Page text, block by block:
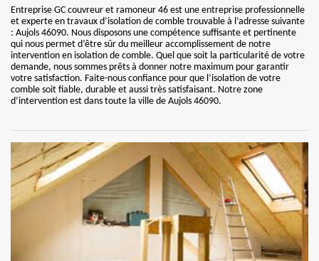
Entreprise GC couvreur et ramoneur 46 est une entreprise professionnelle
et experte en travaux d’isolation de comble trouvable à l’adresse suivante
: Aujols 46090. Nous disposons une compétence suffisante et pertinente
qui nous permet d’être sûr du meilleur accomplissement de notre
intervention en isolation de comble. Quel que soit la particularité de votre
demande, nous sommes prêts à donner notre maximum pour garantir
votre satisfaction. Faite-nous confiance pour que l’isolation de votre
comble soit fiable, durable et aussi très satisfaisant. Notre zone
d’intervention est dans toute la ville de Aujols 46090.